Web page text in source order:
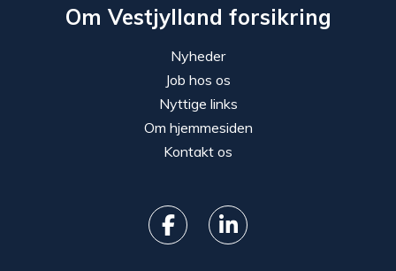
Om Vestjylland forsikring
Nyheder
Job hos os
Nyttige links
Om hjemmesiden
Kontakt os